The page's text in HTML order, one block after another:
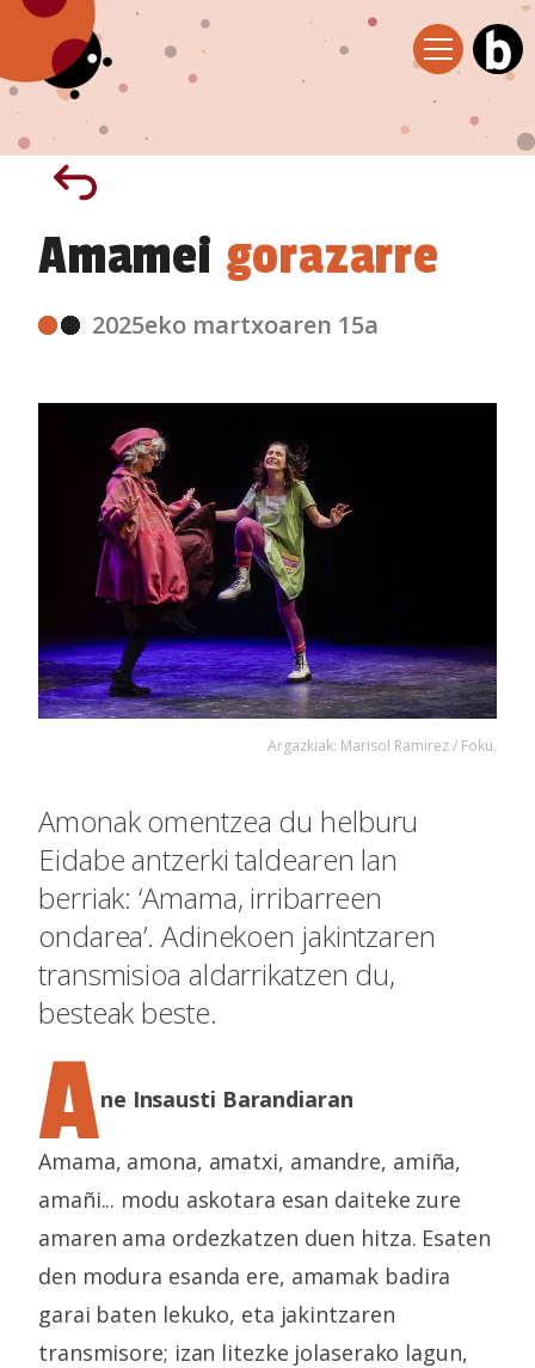
Amamei gorazarre
2025eko martxoaren 15a
Argazkiak: Marisol Ramirez / Foku.
Amonak omentzea du helburu
Eidabe antzerki taldearen lan
berriak: ‘Amama, irribarreen
ondarea’. Adinekoen jakintzaren
transmisioa aldarrikatzen du,
besteak beste.
Ane Insausti Barandiaran
Amama, amona, amatxi, amandre, amiña,
amañi... modu askotara esan daiteke zure
amaren ama ordezkatzen duen hitza. Esaten
den modura esanda ere, amamak badira
garai baten lekuko, eta jakintzaren
transmisore; izan litezke jolaserako lagun,